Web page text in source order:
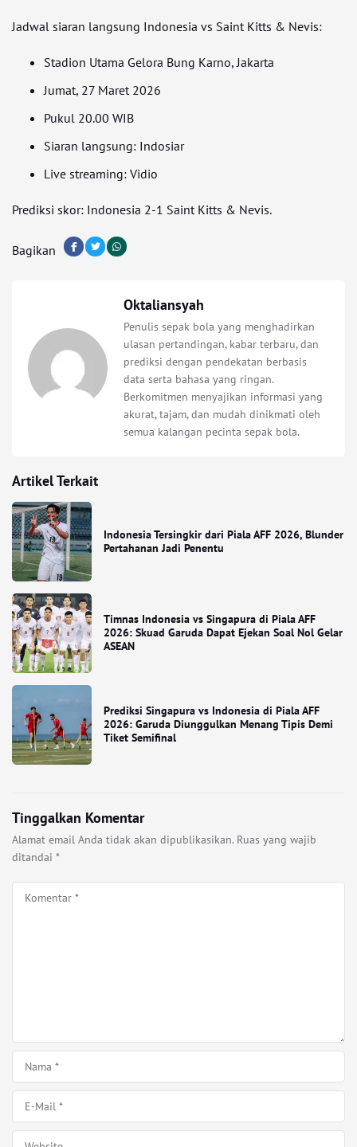
Jadwal siaran langsung Indonesia vs Saint Kitts & Nevis:
Stadion Utama Gelora Bung Karno, Jakarta
Jumat, 27 Maret 2026
Pukul 20.00 WIB
Siaran langsung: Indosiar
Live streaming: Vidio
Prediksi skor: Indonesia 2-1 Saint Kitts & Nevis.
Bagikan
Oktaliansyah
Penulis sepak bola yang menghadirkan
ulasan pertandingan, kabar terbaru, dan
prediksi dengan pendekatan berbasis
data serta bahasa yang ringan.
Berkomitmen menyajikan informasi yang
akurat, tajam, dan mudah dinikmati oleh
semua kalangan pecinta sepak bola.
Artikel Terkait
Indonesia Tersingkir dari Piala AFF 2026, Blunder
Pertahanan Jadi Penentu
Timnas Indonesia vs Singapura di Piala AFF
2026: Skuad Garuda Dapat Ejekan Soal Nol Gelar
ASEAN
Prediksi Singapura vs Indonesia di Piala AFF
2026: Garuda Diunggulkan Menang Tipis Demi
Tiket Semifinal
Tinggalkan Komentar
Alamat email Anda tidak akan dipublikasikan. Ruas yang wajib
ditandai *